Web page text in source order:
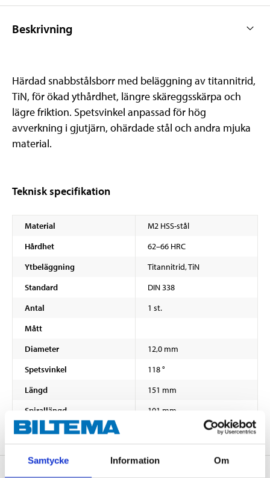
Samtycke Information Om
Beskrivning
Härdad snabbstålsborr med beläggning av titannitrid,
TiN, för ökad ythårdhet, längre skäreggsskärpa och
lägre friktion. Spetsvinkel anpassad för hög
avverkning i gjutjärn, ohärdade stål och andra mjuka
material.
Teknisk specifikation
Material
M2 HSS-stål
Hårdhet
62–66 HRC
Ytbeläggning
Titannitrid, TiN
Standard
DIN 338
Antal
1 st.
Mått
Diameter
12,0 mm
Spetsvinkel
118 °
Längd
151 mm
Spirallängd
101 mm